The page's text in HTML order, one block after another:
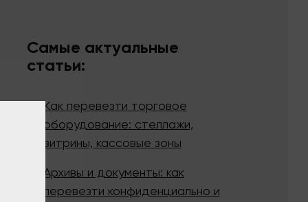
Самые актуальные
статьи:
Как перевезти торговое
оборудование: стеллажи,
витрины, кассовые зоны
Архивы и документы: как
перевезти конфиденциально и